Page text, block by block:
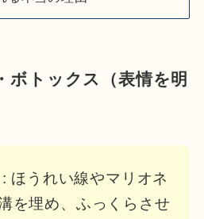
トックス（表情を明
ほうれい線やマリオネ
を埋め、ふっくらさせ